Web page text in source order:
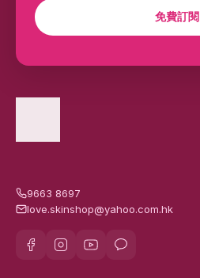
免費訂閱
9663 8697
love.skinshop@yahoo.com.hk